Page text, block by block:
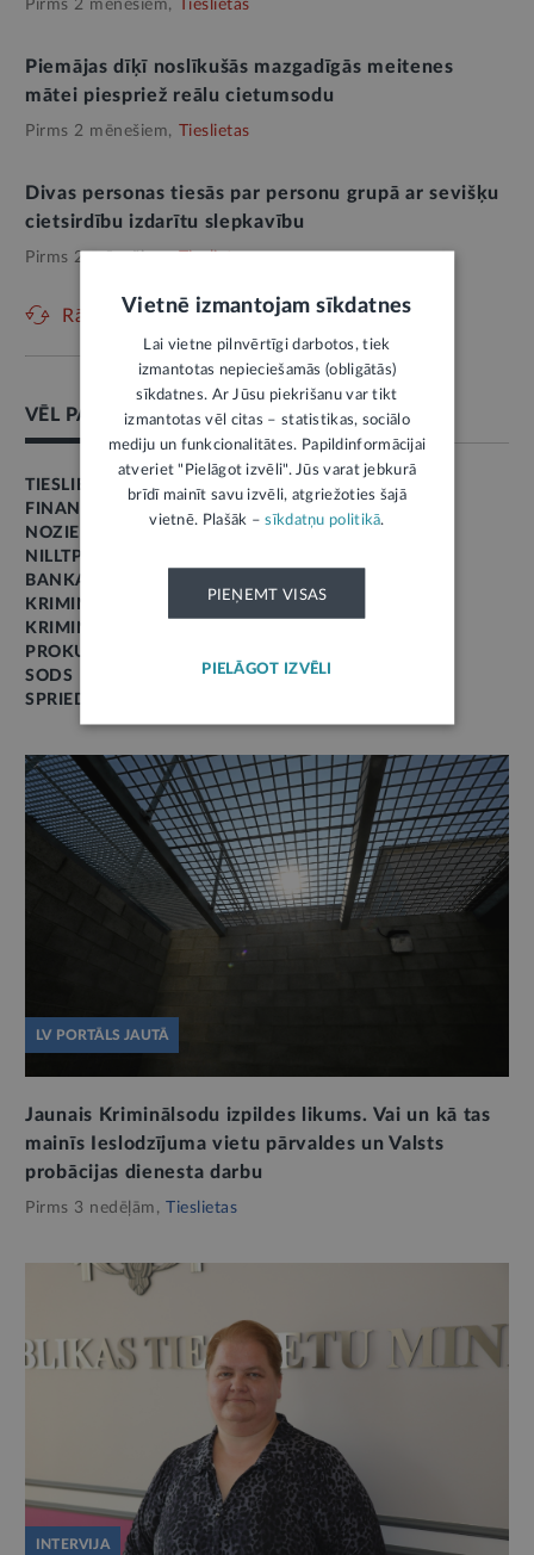
Pirms 2 mēnešiem, Tieslietas
Piemājas dīķī noslīkušās mazgadīgās meitenes
mātei piespriež reālu cietumsodu
Pirms 2 mēnešiem, Tieslietas
Divas personas tiesās par personu grupā ar sevišķu
cietsirdību izdarītu slepkavību
Pirms 2 mēnešiem, Tieslietas
Rādīt vēl
VĒL PAR ŠO TĒMU
TIESLIETAS
FINANSES
NOZIEDZĪBA
NILLTPFN – IEPRIEKŠ MONEYVAL
BANKAS
KRIMINĀLPROCESS
KRIMINĀLTIESĪBAS
PROKURORI
SODS
SPRIEDUMS
LV PORTĀLS JAUTĀ
Jaunais Kriminālsodu izpildes likums. Vai un kā tas
mainīs Ieslodzījuma vietu pārvaldes un Valsts
probācijas dienesta darbu
Pirms 3 nedēļām, Tieslietas
INTERVIJA
Vietnē izmantojam sīkdatnes
Lai vietne pilnvērtīgi darbotos, tiek
izmantotas nepieciešamās (obligātās)
sīkdatnes. Ar Jūsu piekrišanu var tikt
izmantotas vēl citas – statistikas, sociālo
mediju un funkcionalitātes. Papildinformācijai
atveriet "Pielāgot izvēli". Jūs varat jebkurā
brīdī mainīt savu izvēli, atgriežoties šajā
vietnē. Plašāk –sīkdatņu politikā.
PIEŅEMT VISAS
PIELĀGOT IZVĒLI